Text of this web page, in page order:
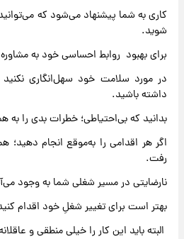
کاری به شما پیشنهاد می‌شود که
شوید.
برای بهبود روابط احساسی خود به
در مورد سلامت خود سهل‌انگاری
داشته باشید.
بدانید که بی‌احتیاطی؛ خطرات بدی را
اگر هر اقدامی را به‌موقع انجام
رفت.
نارضایتی در مسیر شغلی شما به وجود
بهتر است برای تغییر شغلِ خود اقدام
البته باید این کار را خیلی منطقی و